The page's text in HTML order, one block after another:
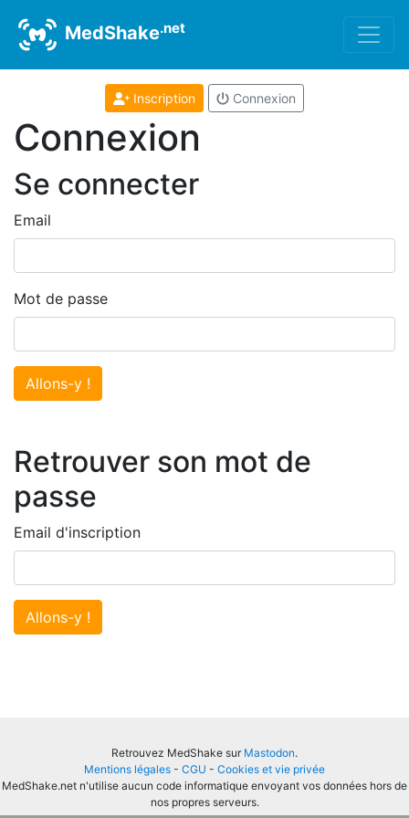
MedShake.net
Inscription Connexion
Connexion
Se connecter
Email
Mot de passe
Allons-y !
Retrouver son mot de
passe
Email d'inscription
Allons-y !
Retrouvez MedShake sur Mastodon.
Mentions légales - CGU - Cookies et vie privée
MedShake.net n'utilise aucun code informatique envoyant vos données hors de
nos propres serveurs.